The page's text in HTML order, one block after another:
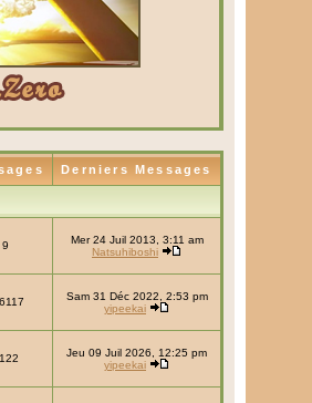
Derniers Messages
9
Mer 24 Juil 2013, 3:11 am
Natsuhiboshi
Sam 31 Déc 2022, 2:53 pm
yipeekai
Jeu 09 Juil 2026, 12:25 pm
yipeekai